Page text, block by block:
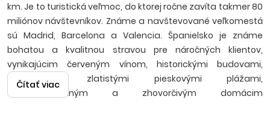
km. Je to turistická veľmoc, do ktorej ročne zavíta takmer 80
miliónov návštevníkov. Známe a navštevované veľkomestá
sú Madrid, Barcelona a Valencia. Španielsko je známe
bohatou a kvalitnou stravou pre náročných klientov,
vynikajúcim červeným vínom, historickými budovami,
pamiatkami, zlatistými pieskovými plážami,
temperamentným a zhovorčivým domácim
Čítať viac